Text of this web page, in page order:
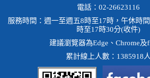
電話：02-26623116
服務時間：週一至週五8時至17時，午休時
時至17時30分(收件)
建議瀏覽器為Edge、Chrome及
累計線上人數：1385918人